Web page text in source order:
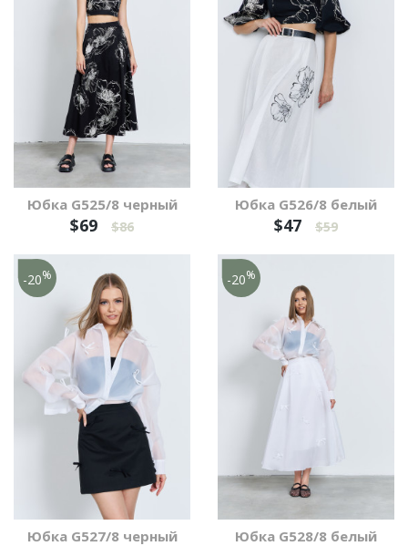
Юбка G525/8 черный
$69 $86
Юбка G526/8 белый
$47 $59
Юбка G527/8 черный
-20%
Юбка G528/8 белый
-20%